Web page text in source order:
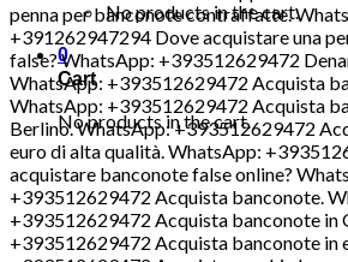
No products in the cart.
0
Cart
No products in the cart.
penna per banconote contraffatte.
+391262947294 Dove acquistare una
false? WhatsApp: +393512629472
WhatsApp: +393512629472 Acquista
WhatsApp: +393512629472 Acquista
Berlino. WhatsApp: +393512629472
euro di alta qualità. WhatsApp:
acquistare banconote false online?
+393512629472 Acquista banconote.
+393512629472 Acquista banconote in
+393512629472 Acquista banconote in